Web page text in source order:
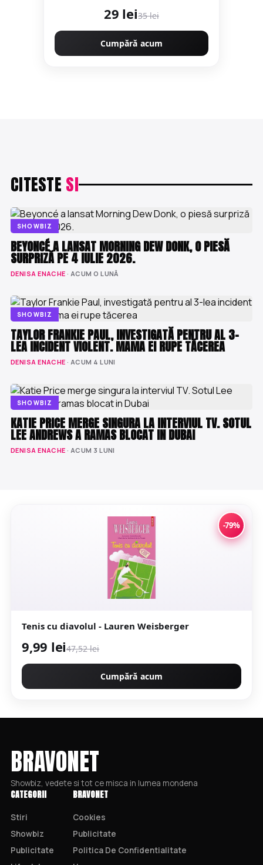
29 lei35 lei
Cumpără acum
CITESTE SI
SHOWBIZ
BEYONCÉ A LANSAT MORNING DEW DONK, O PIESĂ
SURPRIZĂ PE 4 IULIE 2026.
DENISA ENACHE · ACUM O LUNĂ
SHOWBIZ
TAYLOR FRANKIE PAUL, INVESTIGATĂ PENTRU AL 3-
LEA INCIDENT VIOLENT. MAMA EI RUPE TĂCEREA
DENISA ENACHE · ACUM 4 LUNI
SHOWBIZ
KATIE PRICE MERGE SINGURA LA INTERVIUL TV. SOTUL
LEE ANDREWS A RAMAS BLOCAT IN DUBAI
DENISA ENACHE · ACUM 3 LUNI
-79%
Tenis cu diavolul - Lauren Weisberger
9,99 lei47,52 lei
Cumpără acum
BRAVONET
Showbiz, vedete si tot ce misca in lumea mondena
CATEGORII
Stiri
Showbiz
Publicitate
BRAVONET
Cookies
Publicitate
Politica De Confidentialitate